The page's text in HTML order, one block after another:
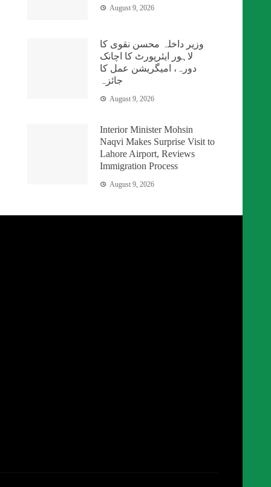
August 9, 2026
وزیر داخلہ محسن نقوی کا
لاہور ایئرپورٹ کا اچانک
دورہ، امیگریشن عمل کا
جائزہ
August 9, 2026
Interior Minister Mohsin
Naqvi Makes Surprise Visit to
Lahore Airport, Reviews
Immigration Process
August 9, 2026